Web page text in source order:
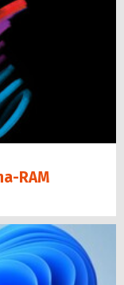
RAM